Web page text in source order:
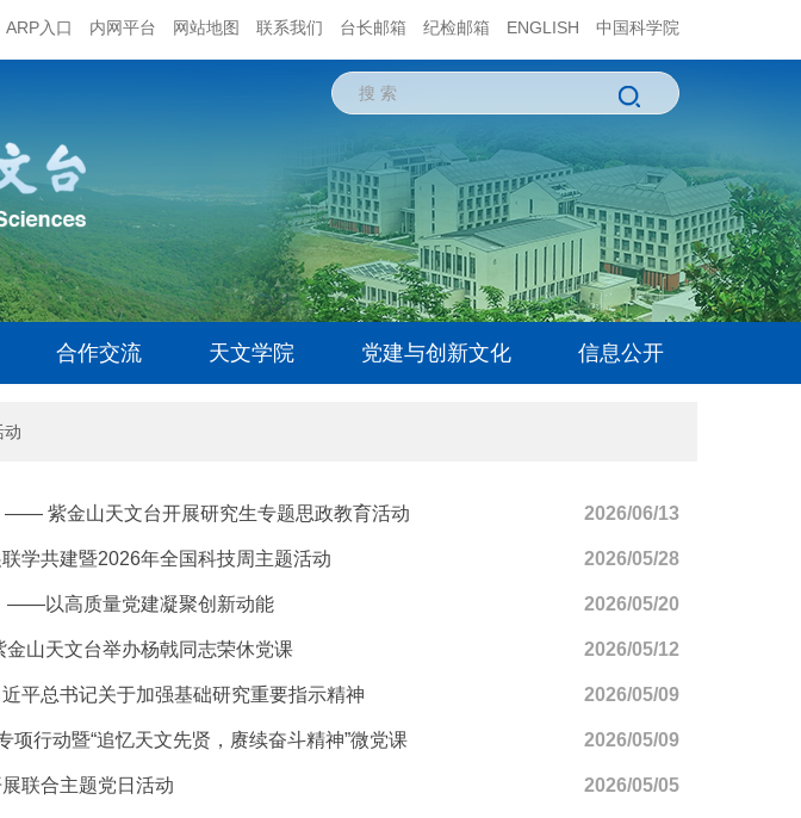
ARP入口 内网平台 网站地图 联系我们 台长邮箱 纪检邮箱 ENGLISH 中国科学院
合作交流 天文学院 党建与创新文化 信息公开
动
紫金山天文台开展研究生专题思政教育活动 2026/06/13
学共建暨2026年全国科技周主题活动 2026/05/28
以高质量党建凝聚创新动能 2026/05/20
天文台举办杨戟同志荣休党课 2026/05/12
平总书记关于加强基础研究重要指示精神 2026/05/09
项行动暨“追忆天文先贤，赓续奋斗精神”微党课 2026/05/09
联合主题党日活动 2026/05/05